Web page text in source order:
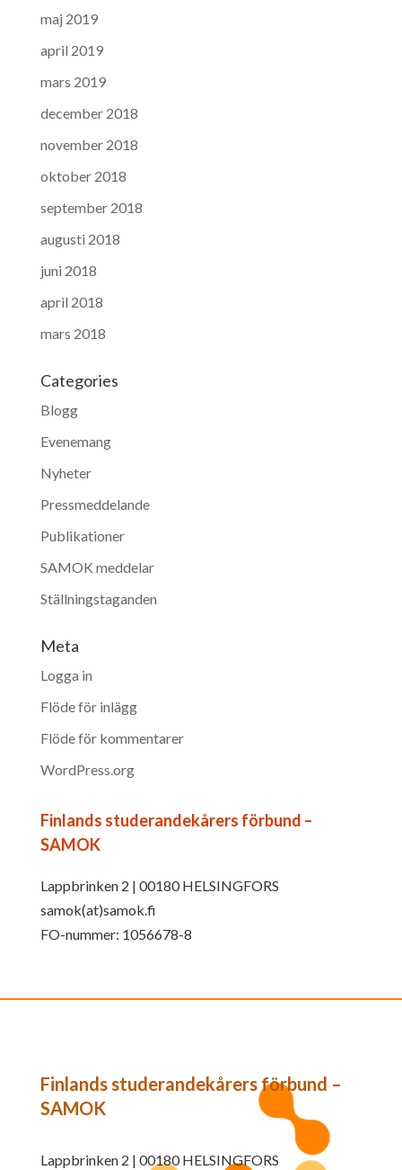
maj 2019
april 2019
mars 2019
december 2018
november 2018
oktober 2018
september 2018
augusti 2018
juni 2018
april 2018
mars 2018
Categories
Blogg
Evenemang
Nyheter
Pressmeddelande
Publikationer
SAMOK meddelar
Ställningstaganden
Meta
Logga in
Flöde för inlägg
Flöde för kommentarer
WordPress.org
Finlands studerandekårers förbund –
SAMOK
Lappbrinken 2 | 00180 HELSINGFORS
samok(at)samok.fi
FO-nummer: 1056678-8
Finlands studerandekårers förbund –
SAMOK
Lappbrinken 2 | 00180 HELSINGFORS